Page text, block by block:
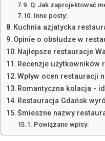
Q: Jak zaprojektować
Inne posty:
Kuchnia azjatycka
Opinie o obsłudze w
Najlepsze restauracje
Recenzje użytkowników
Wpływ ocen restauracji
Romantyczna kolacja -
Restauracja Gdańsk
Śmieszne nazwy
Powiązane wpisy: